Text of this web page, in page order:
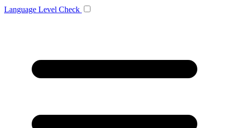
Language Level Check